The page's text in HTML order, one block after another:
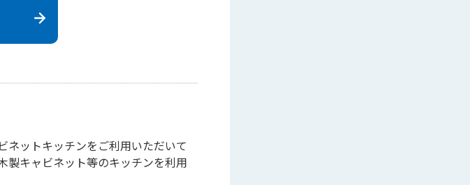
ネットキッチンをご利用いただいて
製キャビネット等のキッチンを利用